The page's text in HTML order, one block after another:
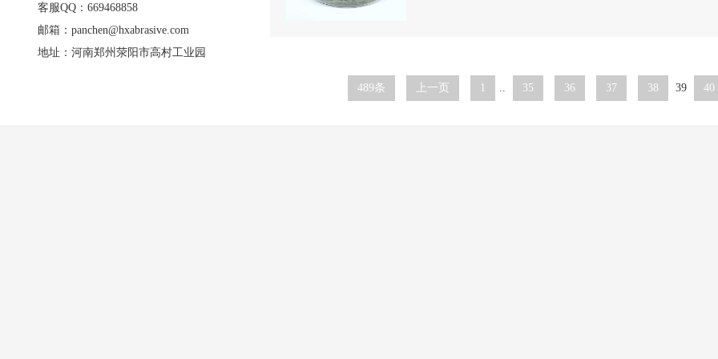
客服QQ：669468858
邮箱：panchen@hxabrasive.com
地址：河南郑州荥阳市高村工业园
489条 上一页 1 .. 35 36 37 38 39 40